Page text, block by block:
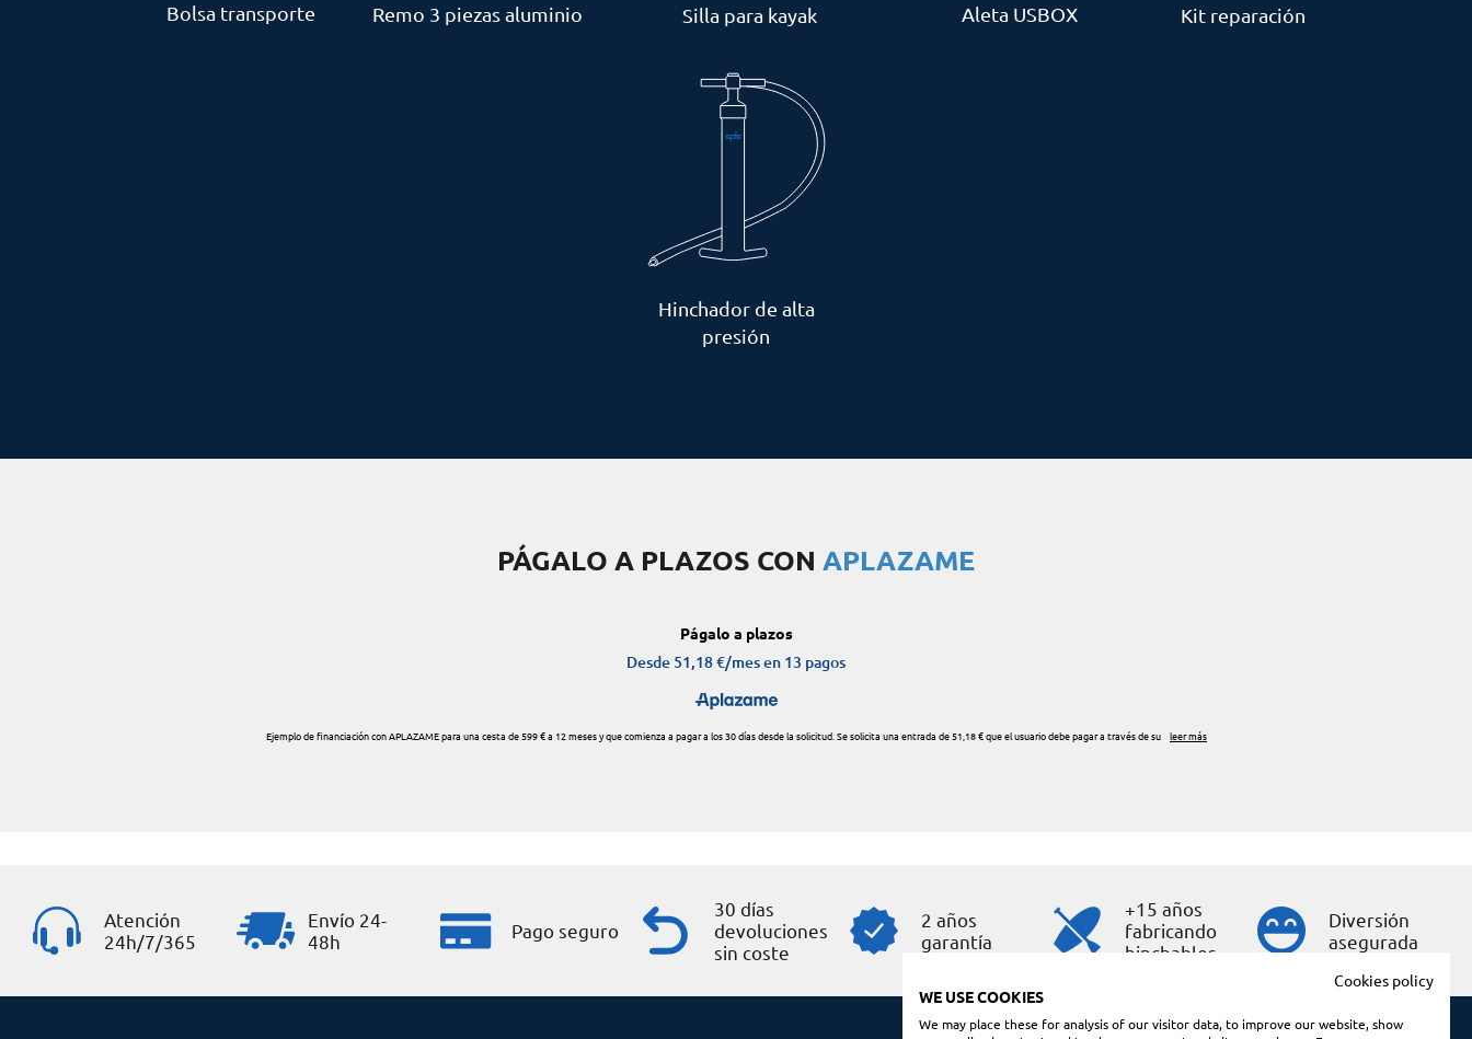
Bolsa transporte Remo 3 piezas aluminio Silla para kayak Aleta USBOX Kit reparación
Hinchador de alta
presión
PÁGALO A PLAZOS CON APLAZAME
Atención
24h/7/365
Envío 24-
48h
Pago seguro
30 días
devoluciones
sin coste
2 años
garantía
+15 años
fabricando
hinchables
Diversión
asegurada
Cookies policy
WE USE COOKIES
We may place these for analysis of our visitor data, to improve our website, show